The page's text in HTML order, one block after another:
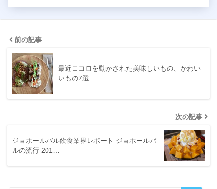
前の記事
最近ココロを動かされた美味しいもの、かわい
いもの7選
次の記事
ジョホールバル飲食業界レポート ジョホールバ
ルの流行 201…